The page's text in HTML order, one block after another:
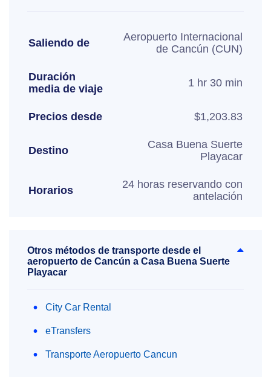
Saliendo de
Aeropuerto Internacional
de Cancún (CUN)
Duración
media de viaje
1 hr 30 min
Precios desde $1,203.83
Destino
Casa Buena Suerte
Playacar
Horarios
24 horas reservando con
antelación
Otros métodos de transporte desde el
aeropuerto de Cancún a Casa Buena Suerte
Playacar
City Car Rental
eTransfers
Transporte Aeropuerto Cancun